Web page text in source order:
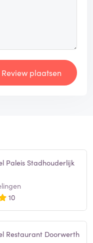
Review plaatsen
Paleis Stadhouderlijk
10
Restaurant Doorwerth